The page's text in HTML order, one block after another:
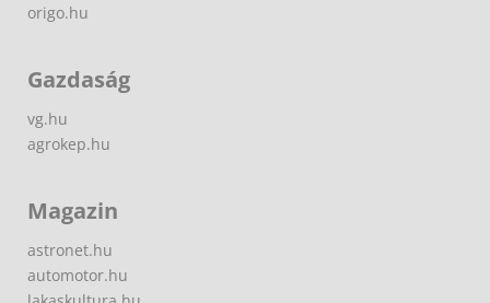
origo.hu
Gazdaság
vg.hu
agrokep.hu
Magazin
astronet.hu
automotor.hu